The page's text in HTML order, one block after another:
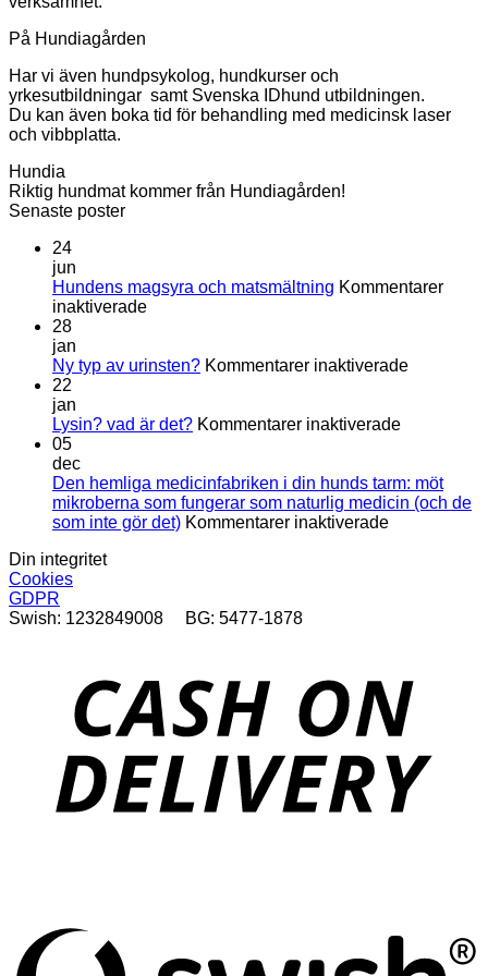
På Hundiagården
Har vi även hundpsykolog, hundkurser och
yrkesutbildningar samt Svenska IDhund utbildningen.
Du kan även boka tid för behandling med medicinsk laser
och vibbplatta.
Hundia
Riktig hundmat kommer från Hundiagården!
Senaste poster
24
jun
Hundens magsyra och matsmältning Kommentarer
inaktiveradeför
och
28
jan
Ny typ av urinsten? Kommentarer inaktiveradeför
22
jan
Lysin? vad är det? Kommentarer inaktiveradeför
är
det?
05
dec
Den hemliga medicinfabriken i din hunds tarm: möt
mikroberna som fungerar som naturlig medicin (och de
som inte gör det) Kommentarer inaktiveradeför
möt
mikroberna
som
fungerar
som
naturlig
medicin
(och
Din integritet
Cookies
GDPR
Swish: 1232849008 BG: 5477-1878